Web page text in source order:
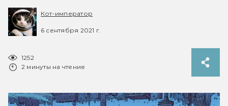
Кот-император
6 сентября 2021 г.
1252
2 минуты на чтение